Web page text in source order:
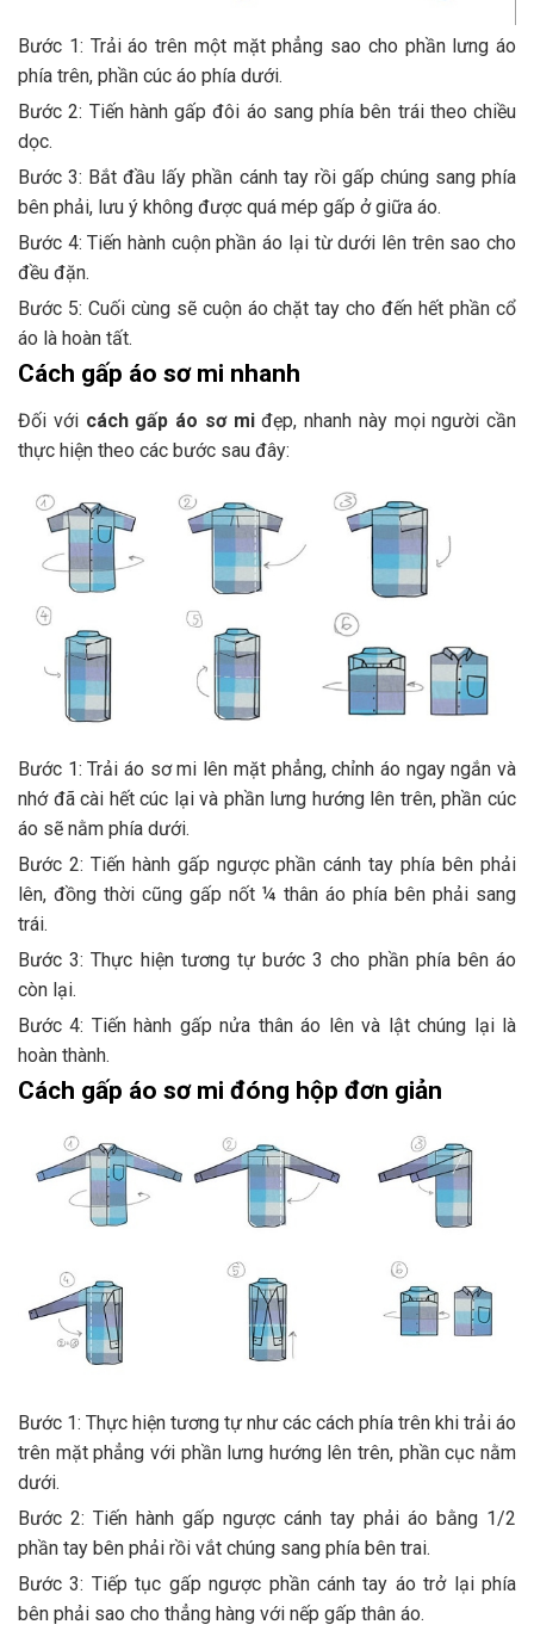
Bước 1: Trải áo trên một mặt phẳng sao cho phần lưng áo
phía trên, phần cúc áo phía dưới.
Bước 2: Tiến hành gấp đôi áo sang phía bên trái theo chiều
dọc.
Bước 3: Bắt đầu lấy phần cánh tay rồi gấp chúng sang phía
bên phải, lưu ý không được quá mép gấp ở giữa áo.
Bước 4: Tiến hành cuộn phần áo lại từ dưới lên trên sao cho
đều đặn.
Bước 5: Cuối cùng sẽ cuộn áo chặt tay cho đến hết phần cổ
áo là hoàn tất.
Cách gấp áo sơ mi nhanh
Đối với cách gấp áo sơ miđẹp, nhanh này mọi người cần
thực hiện theo các bước sau đây:
Bước 1: Trải áo sơ mi lên mặt phẳng, chỉnh áo ngay ngắn và
nhớ đã cài hết cúc lại và phần lưng hướng lên trên, phần cúc
áo sẽ nằm phía dưới.
Bước 2: Tiến hành gấp ngược phần cánh tay phía bên phải
lên, đồng thời cũng gấp nốt ¼ thân áo phía bên phải sang
trái.
Bước 3: Thực hiện tương tự bước 3 cho phần phía bên áo
còn lại.
Bước 4: Tiến hành gấp nửa thân áo lên và lật chúng lại là
hoàn thành.
Cách gấp áo sơ mi đóng hộp đơn giản
Bước 1: Thực hiện tương tự như các cách phía trên khi trải áo
trên mặt phẳng với phần lưng hướng lên trên, phần cục nằm
dưới.
Bước 2: Tiến hành gấp ngược cánh tay phải áo bằng 1/2
phần tay bên phải rồi vắt chúng sang phía bên trai.
Bước 3: Tiếp tục gấp ngược phần cánh tay áo trở lại phía
bên phải sao cho thẳng hàng với nếp gấp thân áo.